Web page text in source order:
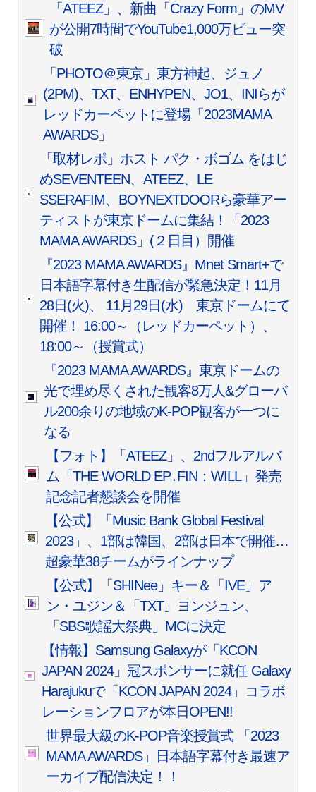
「ATEEZ」、新曲「Crazy Form」のMV
が公開7時間でYouTube1,000万ビュー突
破
「PHOTO＠東京」東方神起、ジュノ
(2PM)、TXT、ENHYPEN、JO1、INIらが
レッドカーペットに登場「2023MAMA
AWARDS」
「取材レポ」ホスト パク・ボゴム をはじ
めSEVENTEEN、ATEEZ、LE
SSERAFIM、BOYNEXTDOORら豪華アー
ティストが東京ドームに集結！「2023
MAMA AWARDS」(２日目）開催
『2023 MAMA AWARDS』Mnet Smart+で
日本語字幕付き生配信が緊急決定！11月
28日(火)、 11月29日(水) 東京ドームにて
開催！ 16:00～（レッドカーペット）、
18:00～（授賞式）
『2023 MAMA AWARDS』東京ドームの
光で埋め尽くされた観客8万人&グローバ
ル200余りの地域のK-POP観客が一つに
なる
【フォト】「ATEEZ」、2ndフルアルバ
ム「THE WORLD EP․FIN：WILL」発売
記念記者懇談会を開催
【公式】「Music Bank Global Festival
2023」、1部は韓国、2部は日本で開催…
超豪華38チームがラインナップ
【公式】「SHINee」キー＆「IVE」ア
ン・ユジン＆「TXT」ヨンジュン、
「SBS歌謡大祭典」MCに決定
【情報】Samsung Galaxyが「KCON
JAPAN 2024」冠スポンサーに就任 Galaxy
Harajukuで「KCON JAPAN 2024」コラボ
レーションフロアが本日OPEN!!
世界最大級のK-POP音楽授賞式 「2023
MAMA AWARDS」日本語字幕付き最速ア
ーカイブ配信決定！！